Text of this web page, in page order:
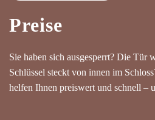
Preise
Sie haben sich ausgesperrt? Die Tür
Schlüssel steckt von innen im
helfen Ihnen preiswert und schnell –